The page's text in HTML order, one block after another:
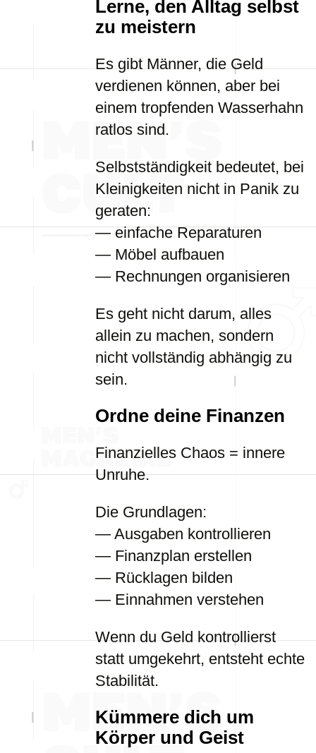
Lerne, den Alltag selbst
zu meistern
Es gibt Männer, die Geld
verdienen können, aber bei
einem tropfenden Wasserhahn
ratlos sind.
Selbstständigkeit bedeutet, bei
Kleinigkeiten nicht in Panik zu
geraten:
— einfache Reparaturen
— Möbel aufbauen
— Rechnungen organisieren
Es geht nicht darum, alles
allein zu machen, sondern
nicht vollständig abhängig zu
sein.
Ordne deine Finanzen
Finanzielles Chaos = innere
Unruhe.
Die Grundlagen:
— Ausgaben kontrollieren
— Finanzplan erstellen
— Rücklagen bilden
— Einnahmen verstehen
Wenn du Geld kontrollierst
statt umgekehrt, entsteht echte
Stabilität.
Kümmere dich um
Körper und Geist